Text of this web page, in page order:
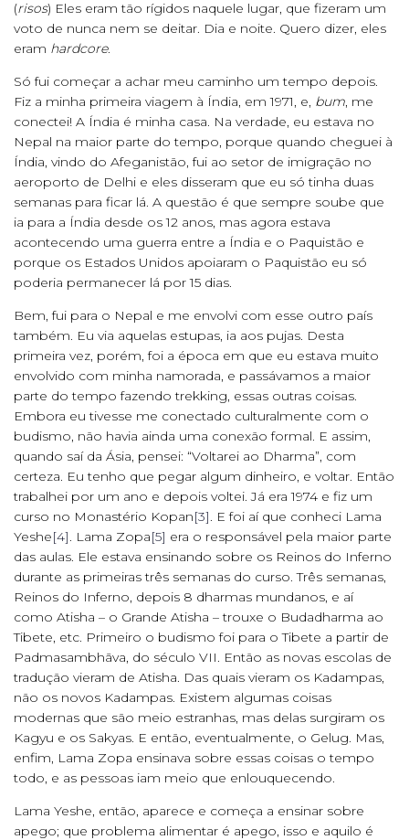
(risos) Eles eram tão rígidos naquele lugar, que fizeram um
voto de nunca nem se deitar. Dia e noite. Quero dizer, eles
eram hardcore.
Só fui começar a achar meu caminho um tempo depois.
Fiz a minha primeira viagem à Índia, em 1971, e, bum, me
conectei! A Índia é minha casa. Na verdade, eu estava no
Nepal na maior parte do tempo, porque quando cheguei à
Índia, vindo do Afeganistão, fui ao setor de imigração no
aeroporto de Delhi e eles disseram que eu só tinha duas
semanas para ficar lá. A questão é que sempre soube que
ia para a Índia desde os 12 anos, mas agora estava
acontecendo uma guerra entre a Índia e o Paquistão e
porque os Estados Unidos apoiaram o Paquistão eu só
poderia permanecer lá por 15 dias.
Bem, fui para o Nepal e me envolvi com esse outro país
também. Eu via aquelas estupas, ia aos pujas. Desta
primeira vez, porém, foi a época em que eu estava muito
envolvido com minha namorada, e passávamos a maior
parte do tempo fazendo trekking, essas outras coisas.
Embora eu tivesse me conectado culturalmente com o
budismo, não havia ainda uma conexão formal. E assim,
quando saí da Ásia, pensei: “Voltarei ao Dharma”, com
certeza. Eu tenho que pegar algum dinheiro, e voltar. Então
trabalhei por um ano e depois voltei. Já era 1974 e fiz um
curso no Monastério Kopan[3]. E foi aí que conheci Lama
Yeshe[4]. Lama Zopa[5] era o responsável pela maior parte
das aulas. Ele estava ensinando sobre os Reinos do Inferno
durante as primeiras três semanas do curso. Três semanas,
Reinos do Inferno, depois 8 dharmas mundanos, e aí
como Atisha – o Grande Atisha – trouxe o Budadharma ao
Tibete, etc. Primeiro o budismo foi para o Tibete a partir de
Padmasambhāva, do século VII. Então as novas escolas de
tradução vieram de Atisha. Das quais vieram os Kadampas,
não os novos Kadampas. Existem algumas coisas
modernas que são meio estranhas, mas delas surgiram os
Kagyu e os Sakyas. E então, eventualmente, o Gelug. Mas,
enfim, Lama Zopa ensinava sobre essas coisas o tempo
todo, e as pessoas iam meio que enlouquecendo.
Lama Yeshe, então, aparece e começa a ensinar sobre
apego; que problema alimentar é apego, isso e aquilo é